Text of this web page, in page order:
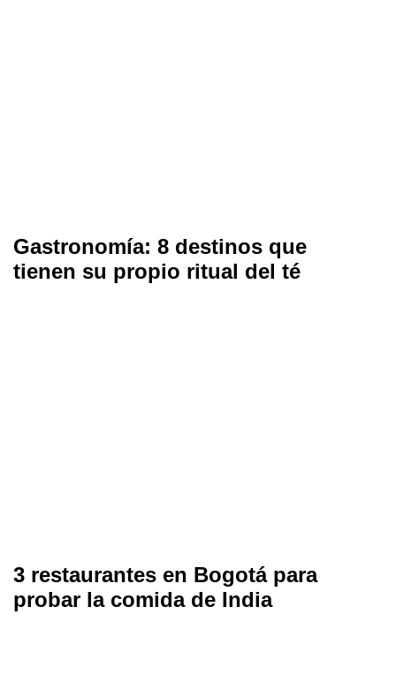
Gastronomía: 8 destinos que
tienen su propio ritual del té
3 restaurantes en Bogotá para
probar la comida de India